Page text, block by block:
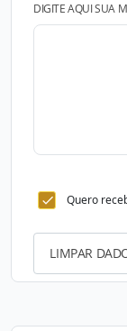
DIGITE AQUI SUA
Quero
LIMPAR